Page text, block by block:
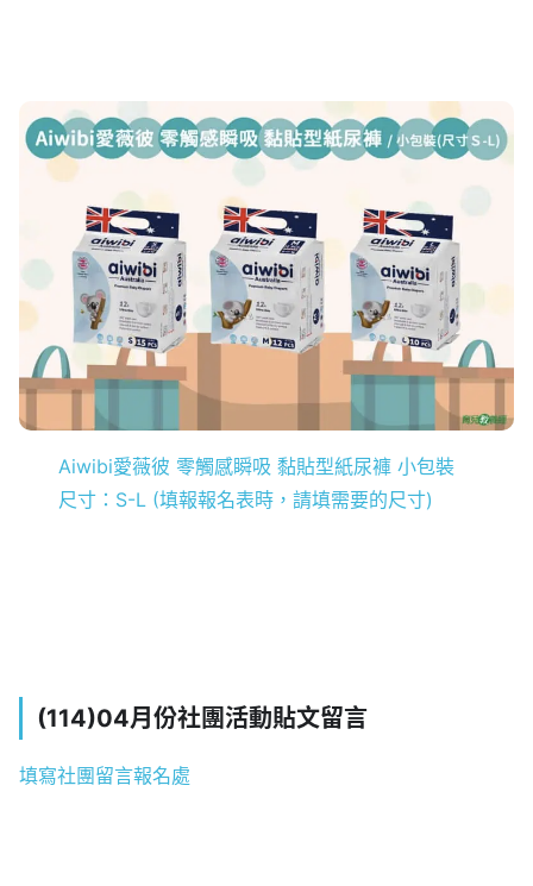
Aiwibi愛薇彼 零觸感瞬吸 黏貼型紙尿褲 小包裝
尺寸：S-L (填報報名表時，請填需要的尺寸)
(114)04月份社團活動貼文留言
填寫社團留言報名處